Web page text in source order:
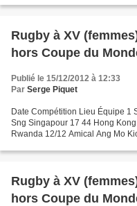
Rugby à XV
hors Coupe du
Publié le 15/12/2012 à 12:33
Par Serge Piquet
Date Compétition Lieu Équipe 1
Sng Singapour 17 44 Hong
Rwanda 12/12 Amical Ang Mo
Rugby à XV
hors Coupe du